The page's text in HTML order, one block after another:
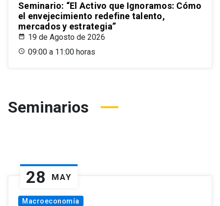
Seminario: “El Activo que Ignoramos: Cómo
el envejecimiento redefine talento,
mercados y estrategia”
19 de Agosto de 2026
09:00 a 11:00 horas
Seminarios
28 MAY
Macroeconomía